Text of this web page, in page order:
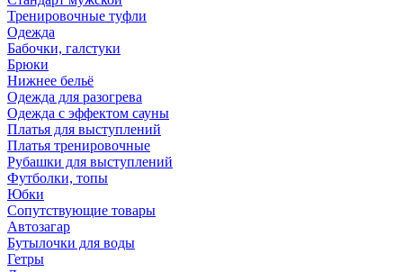
Тренировочные туфли
Одежда
Бабочки, галстуки
Брюки
Нижнее бельё
Одежда для разогрева
Одежда с эффектом сауны
Платья для выступлений
Платья тренировочные
Рубашки для выступлений
Футболки, топы
Юбки
Сопутствующие товары
Автозагар
Бутылочки для воды
Гетры